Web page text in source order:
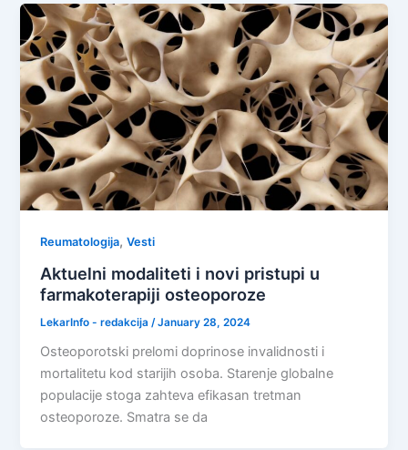
Reumatologija,Vesti
Aktuelni modaliteti i novi pristupi u
farmakoterapiji osteoporoze
LekarInfo - redakcija /January 28, 2024
Osteoporotski prelomi doprinose invalidnosti i
mortalitetu kod starijih osoba. Starenje globalne
populacije stoga zahteva efikasan tretman
osteoporoze. Smatra se da